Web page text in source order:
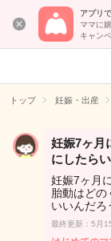
アプリ
ママに
キャン
トップ 妊娠・出産
妊娠7ヶ月
にしたら
妊娠7ヶ月
胎動はどの
いいんだろ
最終更新：5月